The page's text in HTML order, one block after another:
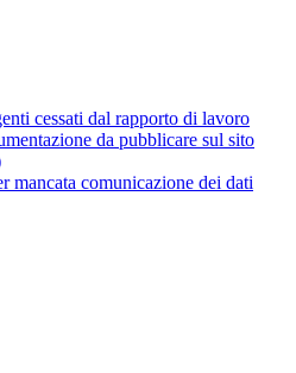
cessati dal rapporto di lavoro
da pubblicare sul sito
mancata comunicazione dei dati